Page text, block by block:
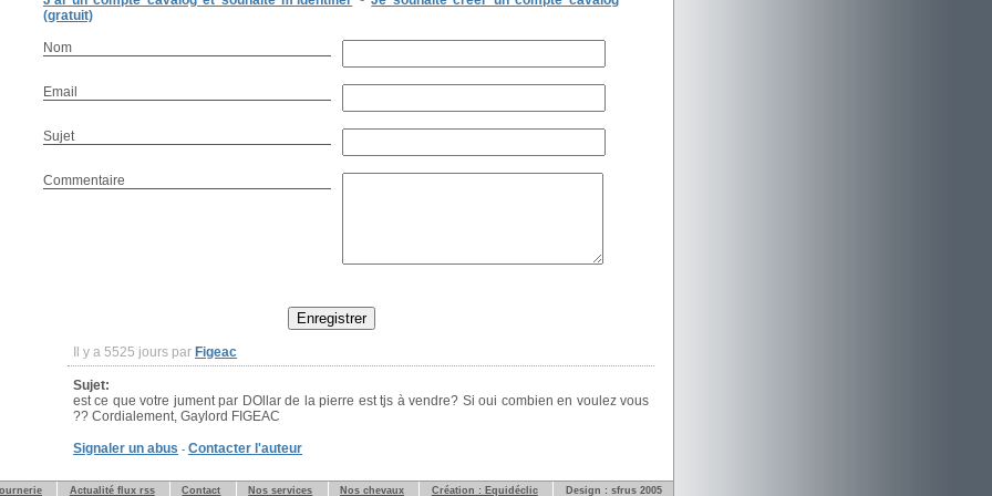
(gratuit)
Nom
Email
Sujet
Commentaire
Il y a 5525 jours par Figeac
Sujet:
est ce que votre jument par DOllar de la pierre est tjs à vendre? Si oui combien en voulez vous
?? Cordialement, Gaylord FIGEAC
Signaler un abus - Contacter l'auteur
Actualité flux rss Contact Nos services Nos chevaux Création : Equidéclic Design : sfrus 2005